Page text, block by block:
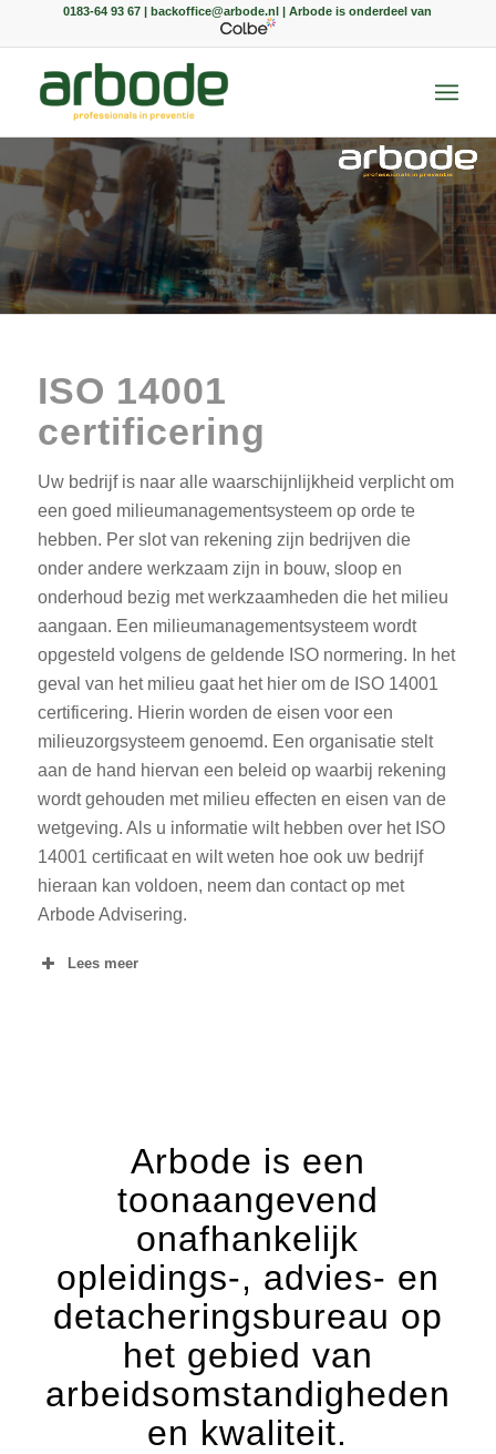
0183-64 93 67 | backoffice@arbode.nl | Arbode is onderdeel van
ISO 14001
certificering
Uw bedrijf is naar alle waarschijnlijkheid verplicht om
een goed milieumanagementsysteem op orde te
hebben. Per slot van rekening zijn bedrijven die
onder andere werkzaam zijn in bouw, sloop en
onderhoud bezig met werkzaamheden die het milieu
aangaan. Een milieumanagementsysteem wordt
opgesteld volgens de geldende ISO normering. In het
geval van het milieu gaat het hier om de ISO 14001
certificering. Hierin worden de eisen voor een
milieuzorgsysteem genoemd. Een organisatie stelt
aan de hand hiervan een beleid op waarbij rekening
wordt gehouden met milieu effecten en eisen van de
wetgeving. Als u informatie wilt hebben over het ISO
14001 certificaat en wilt weten hoe ook uw bedrijf
hieraan kan voldoen, neem dan contact op met
Arbode Advisering.
Lees meer
Arbode is een
toonaangevend
onafhankelijk
opleidings-, advies- en
detacheringsbureau op
het gebied van
arbeidsomstandigheden
en kwaliteit.